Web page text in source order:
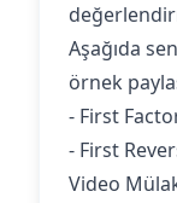
Aşağıda
örnek
- First
- First
‍Video